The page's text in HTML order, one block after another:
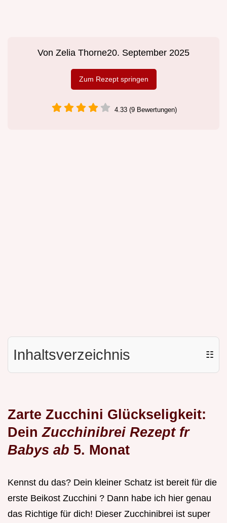
Von Zelia Thorne20. September 2025
Zum Rezept springen
4.33 (9 Bewertungen)
Inhaltsverzeichnis ☷
Zarte Zucchini Glückseligkeit:
DeinZucchinibrei Rezept fr
Babys ab 5. Monat
Kennst du das? Dein kleiner Schatz ist bereit für die
erste Beikost Zucchini ? Dann habe ich hier genau
das Richtige für dich! Dieser Zucchinibrei ist super